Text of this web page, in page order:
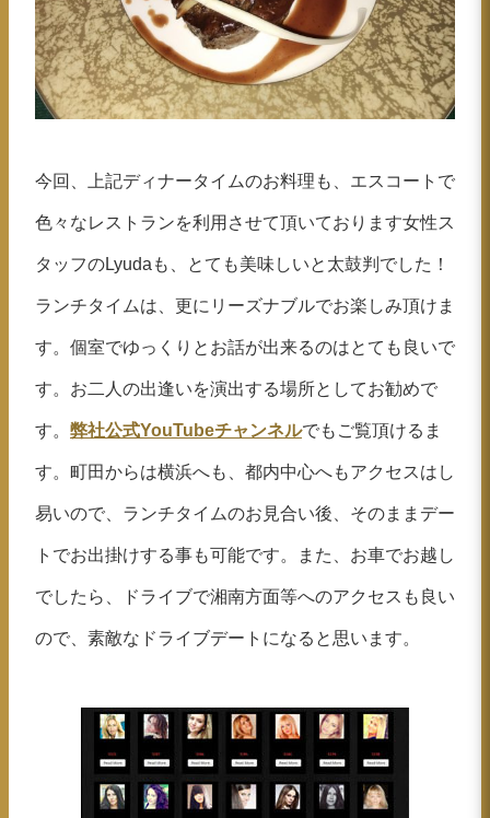
今回、上記ディナータイムのお料理も、エスコートで
色々なレストランを利用させて頂いております女性ス
タッフのLyudaも、とても美味しいと太鼓判でした！
ランチタイムは、更にリーズナブルでお楽しみ頂けま
す。個室でゆっくりとお話が出来るのはとても良いで
す。お二人の出逢いを演出する場所としてお勧めで
す。 弊社公式YouTubeチャンネルでもご覧頂けるま
す。町田からは横浜へも、都内中心へもアクセスはし
易いので、ランチタイムのお見合い後、そのままデー
トでお出掛けする事も可能です。また、お車でお越し
でしたら、ドライブで湘南方面等へのアクセスも良い
ので、素敵なドライブデートになると思います。